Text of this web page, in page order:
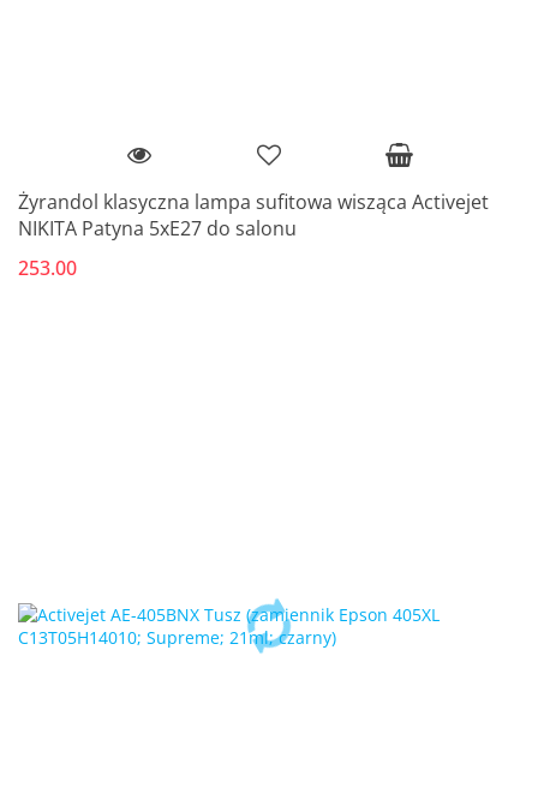
Żyrandol klasyczna lampa sufitowa wisząca Activejet
NIKITA Patyna 5xE27 do salonu
253.00